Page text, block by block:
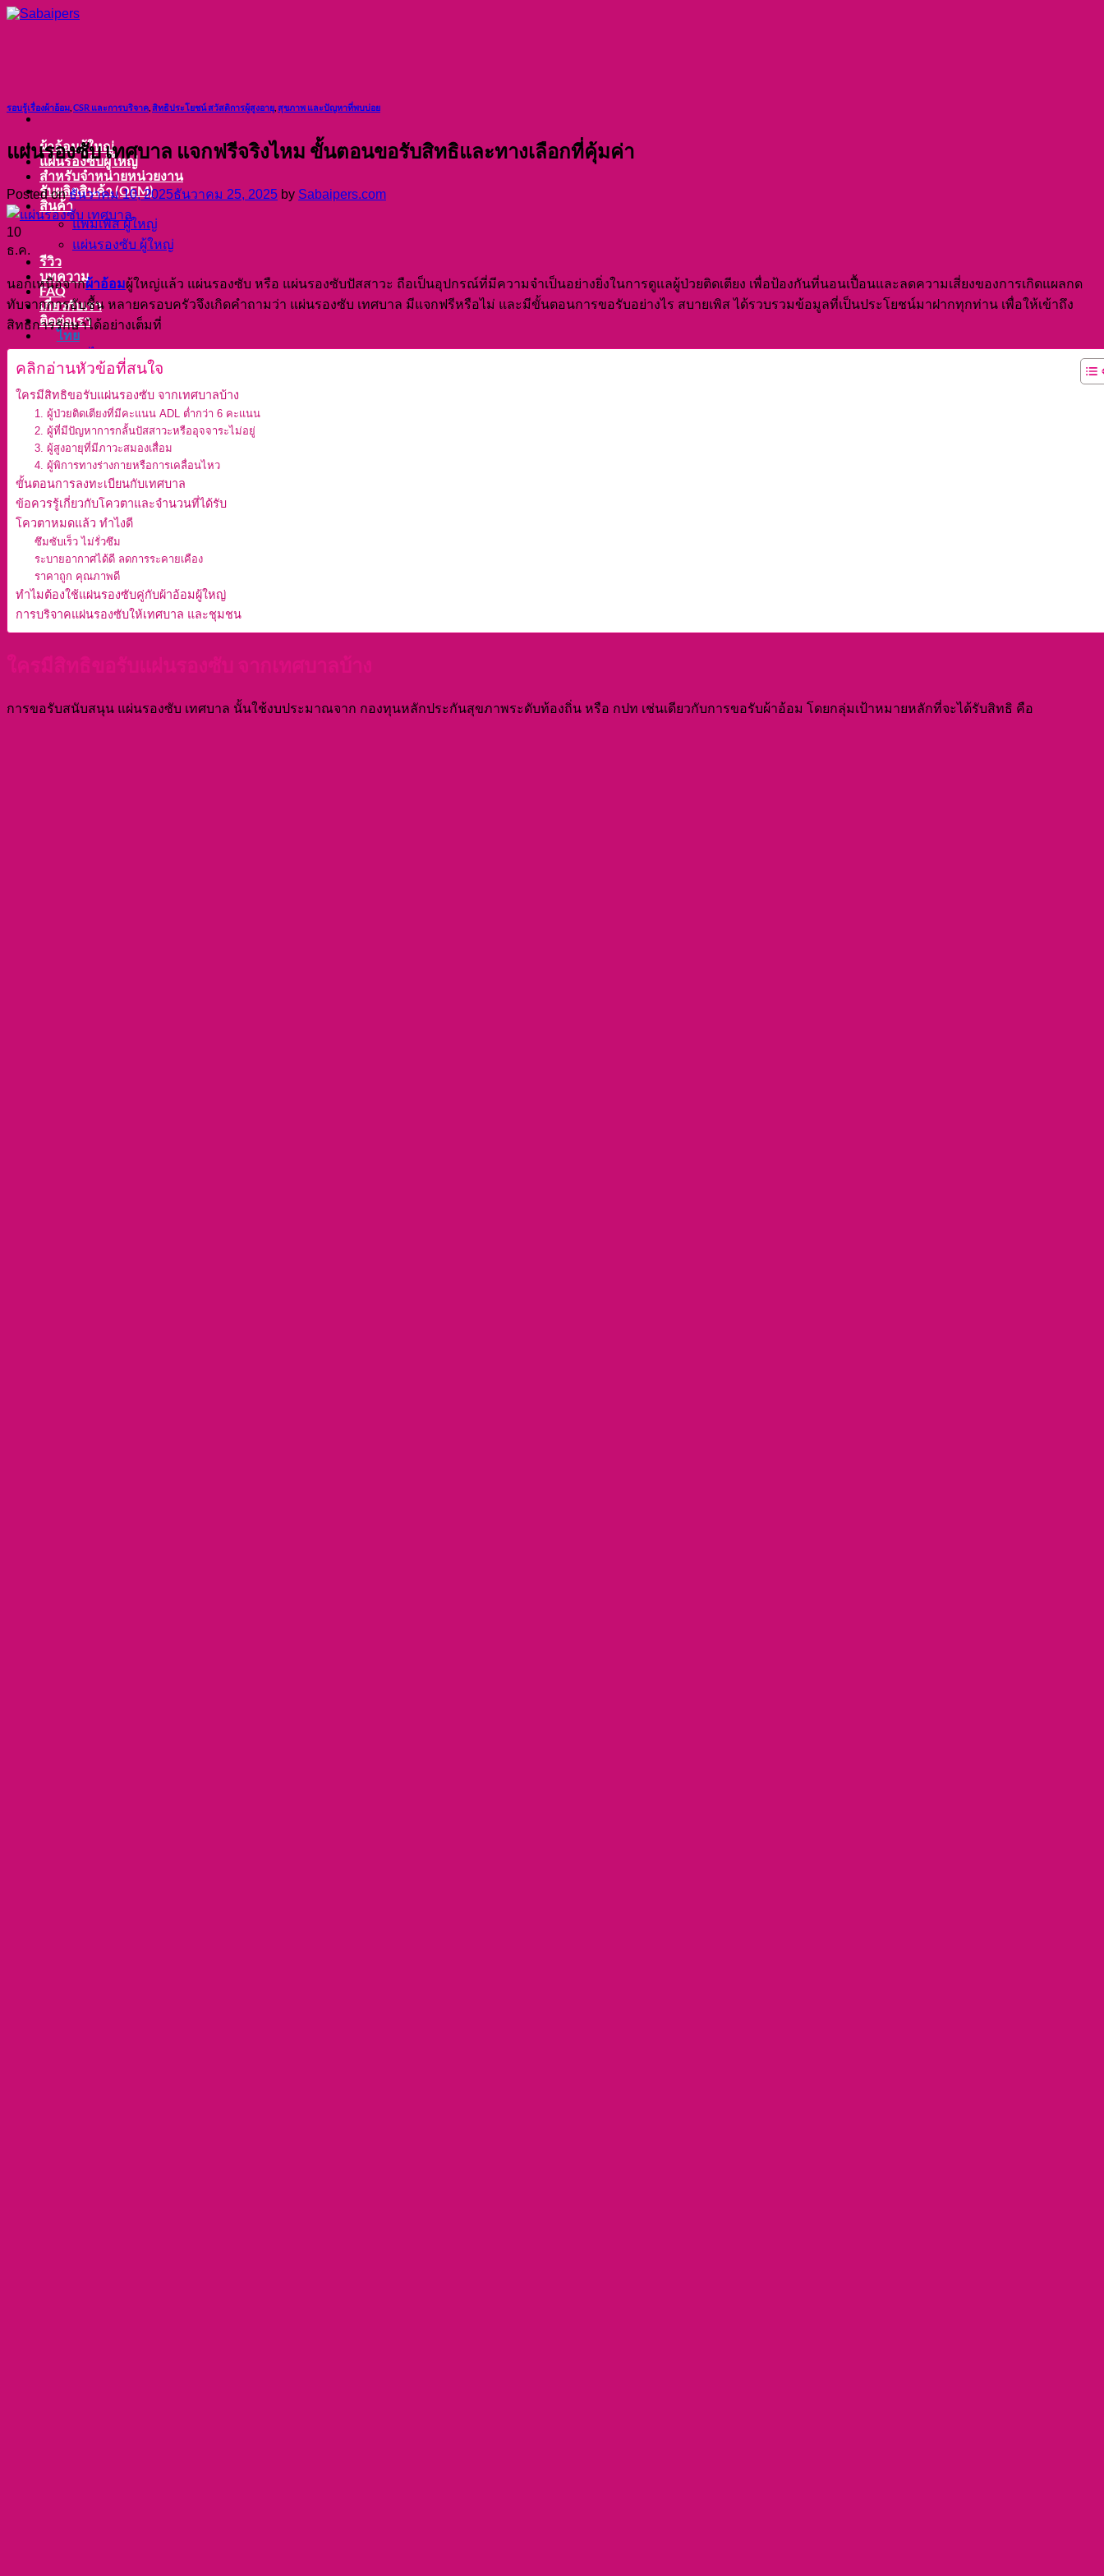
ข้าม
ผ้าอ้อมผู้ใหญ่
แผ่นรองซับผู้ใหญ่
สำหรับจำหน่ายหน่วยงาน
รับผลิตสินค้า (OEM)
สินค้า
แพมเพิส ผู้ใหญ่
แผ่นรองซับ ผู้ใหญ่
รีวิว
บทความ
FAQ
เกี่ยวกับเรา
ติดต่อเรา
ไทย
ไทย
English
สอบถามเพิ่มเติม!
รอบรู้เรื่องผ้าอ้อม CSR และการบริจาค สิทธิประโยชน์ สวัสดิการผู้สูงอายุ สุขภาพ และปัญหาที่พบบ่อย
แผ่นรองซับ เทศบาล แจกฟรีจริงไหม ขั้นตอนขอรับสิทธิและทางเลือกที่คุ้มค่า
Posted onธันวาคม 10, 2025ธันวาคม 25, 2025 by Sabaipers.com
10
ธ.ค.
นอกเหนือจากผ้าอ้อมผู้ใหญ่แล้ว แผ่นรองซับ หรือ แผ่นรองซับปัสสาวะ ถือเป็นอุปกรณ์ที่มีความจำเป็นอย่างยิ่งในการดูแลผู้ป่วยติดเตียง เพื่อป้องกันที่นอนเปื้อนและลดความเสี่ยงของการเกิดแผลกด
ทับจากการอับชื้น หลายครอบครัวจึงเกิดคำถามว่า แผ่นรองซับ เทศบาล มีแจกฟรีหรือไม่ และมีขั้นตอนการขอรับอย่างไร สบายเพิส ได้รวบรวมข้อมูลที่เป็นประโยชน์มาฝากทุกท่าน เพื่อให้เข้าถึง
สิทธิการรักษาได้อย่างเต็มที่
คลิกอ่านหัวข้อที่สนใจ
ใครมีสิทธิขอรับแผ่นรองซับ จากเทศบาลบ้าง
1. ผู้ป่วยติดเตียงที่มีคะแนน ADL ต่ำกว่า 6 คะแนน
2. ผู้ที่มีปัญหาการกลั้นปัสสาวะหรืออุจจาระไม่อยู่
3. ผู้สูงอายุที่มีภาวะสมองเสื่อม
4. ผู้พิการทางร่างกายหรือการเคลื่อนไหว
ขั้นตอนการลงทะเบียนกับเทศบาล
ข้อควรรู้เกี่ยวกับโควตาและจำนวนที่ได้รับ
โควตาหมดแล้ว ทำไงดี
ซึมซับเร็ว ไม่รั่วซึม
ระบายอากาศได้ดี ลดการระคายเคือง
ราคาถูก คุณภาพดี
ทำไมต้องใช้แผ่นรองซับคู่กับผ้าอ้อมผู้ใหญ่
การบริจาคแผ่นรองซับให้เทศบาล และชุมชน
การขอรับสนับสนุน แผ่นรองซับ เทศบาล นั้นใช้งบประมาณจาก กองทุนหลักประกันสุขภาพระดับท้องถิ่น หรือ กปท เช่นเดียวกับการขอรับผ้าอ้อม โดยกลุ่มเป้าหมายหลักที่จะได้รับสิทธิ คือ